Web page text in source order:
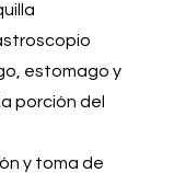
estomago y
porción del
y toma de